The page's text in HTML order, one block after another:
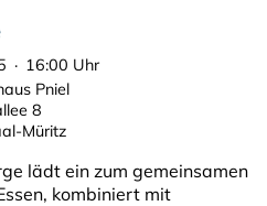
· 16:00 Uhr
Pniel
8
Müritz
lädt ein zum gemeinsamen
kombiniert mit